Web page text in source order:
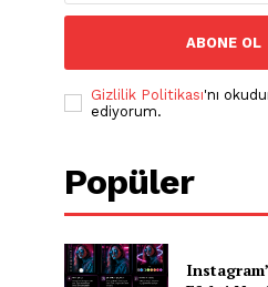
ABONE OL
Gizlilik Politikası'nı
ediyorum.
Popüler